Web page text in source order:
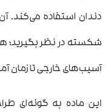
دندان استفاده می‌کند.
شکسته در نظر بگیرید؛
آسیب‌های خارجی تا زمان
این ماده به گونه‌ای